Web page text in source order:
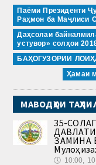
Паёми Президенти
Раҳмон ба Маҷлиси
Даҳсолаи
устувор» солҳои
БАҲОГУЗОРИИ
Ҳамаи
МАВОДҲОИ
35-
ЗАМИНА
🕔 10:00,